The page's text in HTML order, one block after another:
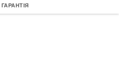
ГАРАНТІЯ